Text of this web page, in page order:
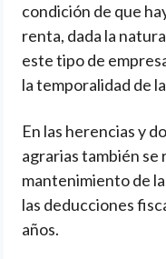
condición de que
renta, dada la
este tipo de
la temporalidad de
En las herencias y
agrarias también se
mantenimiento de
las deducciones
años.